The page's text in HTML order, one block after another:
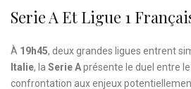
Serie A Et Ligue 1
À 19h45, deux grandes ligues entrent
Italie, la Serie Aprésente le duel entre le
confrontation aux enjeux